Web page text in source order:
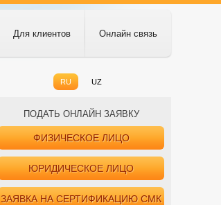
Для клиентов Онлайн связь
RU UZ
ПОДАТЬ ОНЛАЙН ЗАЯВКУ
ФИЗИЧЕСКОЕ ЛИЦО
ЮРИДИЧЕСКОЕ ЛИЦО
ЗАЯВКА НА СЕРТИФИКАЦИЮ СМК